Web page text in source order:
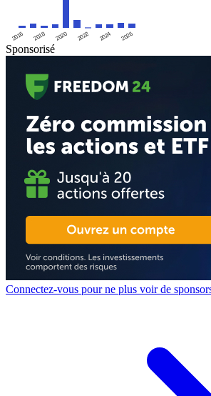
2016 2018 2020 2022 2024 2026
Sponsorisé
Connectez-vous pour ne plus voir de